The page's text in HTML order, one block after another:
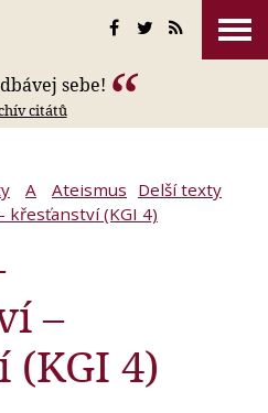
sebe!
citátů
A Ateismus Delší texty
křesťanství (KGI 4)
–
(KGI 4)